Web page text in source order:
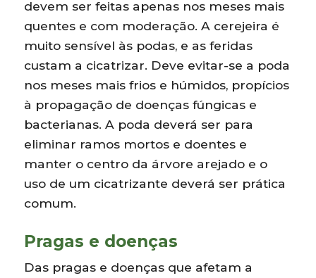
devem ser feitas apenas nos meses mais
quentes e com moderação. A cerejeira é
muito sensível às podas, e as feridas
custam a cicatrizar. Deve evitar-se a poda
nos meses mais frios e húmidos, propícios
à propagação de doenças fúngicas e
bacterianas. A poda deverá ser para
eliminar ramos mortos e doentes e
manter o centro da árvore arejado e o
uso de um cicatrizante deverá ser prática
comum.
Pragas e doenças
Das pragas e doenças que afetam a